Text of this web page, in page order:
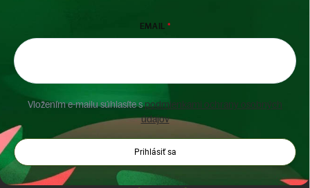
EMAIL
Vložením e-mailu súhlasíte spodmienkami ochrany osobných
údajov
Prihlásiť sa